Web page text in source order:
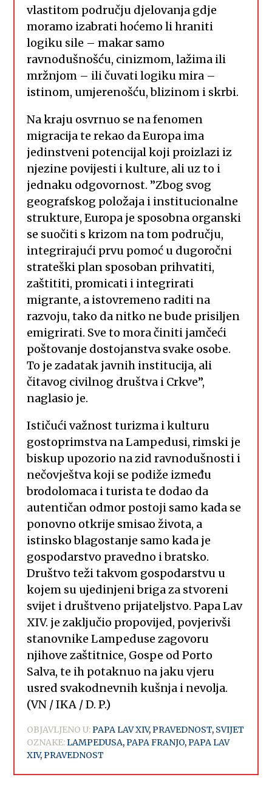
vlastitom području djelovanja gdje
moramo izabrati hoćemo li hraniti
logiku sile – makar samo
ravnodušnošću, cinizmom, lažima ili
mržnjom – ili čuvati logiku mira –
istinom, umjerenošću, blizinom i skrbi.
Na kraju osvrnuo se na fenomen
migracija te rekao da Europa ima
jedinstveni potencijal koji proizlazi iz
njezine povijesti i kulture, ali uz to i
jednaku odgovornost. ”Zbog svog
geografskog položaja i institucionalne
strukture, Europa je sposobna organski
se suočiti s krizom na tom području,
integrirajući prvu pomoć u dugoročni
strateški plan sposoban prihvatiti,
zaštititi, promicati i integrirati
migrante, a istovremeno raditi na
razvoju, tako da nitko ne bude prisiljen
emigrirati. Sve to mora činiti jamčeći
poštovanje dostojanstva svake osobe.
To je zadatak javnih institucija, ali
čitavog civilnog društva i Crkve”,
naglasio je.
Ističući važnost turizma i kulturu
gostoprimstva na Lampedusi, rimski je
biskup upozorio na zid ravnodušnosti i
nečovještva koji se podiže između
brodolomaca i turista te dodao da
autentičan odmor postoji samo kada se
ponovno otkrije smisao života, a
istinsko blagostanje samo kada je
gospodarstvo pravedno i bratsko.
Društvo teži takvom gospodarstvu u
kojem su ujedinjeni briga za stvoreni
svijet i društveno prijateljstvo. Papa Lav
XIV. je zaključio propovijed, povjerivši
stanovnike Lampeduse zagovoru
njihove zaštitnice, Gospe od Porto
Salva, te ih potaknuo na jaku vjeru
usred svakodnevnih kušnja i nevolja.
(VN / IKA / D. P.)
OBJAVLJENO U:PAPA LAV XIV,PRAVEDNOST, SVIJET
OZNAKE:LAMPEDUSA,PAPA FRANJO,PAPA LAV
XIV,PRAVEDNOST